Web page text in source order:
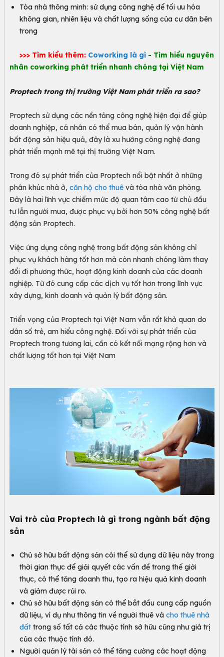
Tòa nhà thông minh: sử dụng công nghệ để tối ưu hóa
không gian, nhiên liệu và chất lượng sống của cư dân bên
trong
>>> Tìm kiểu thêm: Coworking là gì - Tìm hiểu nguyên
nhân coworking phát triển nhanh chóng tại Việt Nam
Proptech trong thị trường Việt Nam phát triển ra sao?
Proptech sử dụng các nền tảng công nghệ hiện đại để giúp
doanh nghiệp, cá nhân có thể mua bán, quản lý vận hành
bất động sản hiệu quả, đây là xu hướng công nghệ đang
phát triển mạnh mẽ tại thị trường Việt Nam.
Trong đó sự phát triển của Proptech nổi bật nhất ở những
phân khúc nhà ở, căn hộ cho thuê và tòa nhà văn phòng.
Đây là hai lĩnh vực chiếm mức độ quan tâm cao từ chủ đầu
tư lẫn người mua, được phục vụ bởi hơn 50% công nghệ bất
động sản Proptech.
Việc ứng dụng công nghệ trong bất động sản không chỉ
phục vụ khách hàng tốt hơn mà còn nhanh chóng làm thay
đổi đi phương thức, hoạt động kinh doanh của các doanh
nghiệp. Từ đó cung cấp các dịch vụ tốt hơn trong lĩnh vực
xây dựng, kinh doanh và quản lý bất động sản.
Triển vọng của Proptech tại Việt Nam vẫn rất khả quan do
dân số trẻ, am hiểu công nghệ. Đối với sự phát triển của
Proptech trong tương lai, cần có kết nối mạng rộng hơn và
chất lượng tốt hơn tại Việt Nam
Vai trò của Proptech là gì trong ngành bất động
sản
Chủ sở hữu bất động sản cói thể sử dụng dữ liệu này trong
thời gian thực để giải quyết các vấn đề trong thế giới
thực, có thể tăng doanh thu, tạo ra hiệu quả kinh doanh
và giảm được rủi ro.
Chủ sở hữu bất động sản có thể bắt đầu cung cấp nguồn
dữ liệu, ví dụ như thông tin về người thuê và cho thuê nhà
đất trong số tất cả các thuộc tính sở hữu cũng như giá trị
của các thuộc tính đó.
Người quản lý tài sản có thể tăng cường các hoạt động